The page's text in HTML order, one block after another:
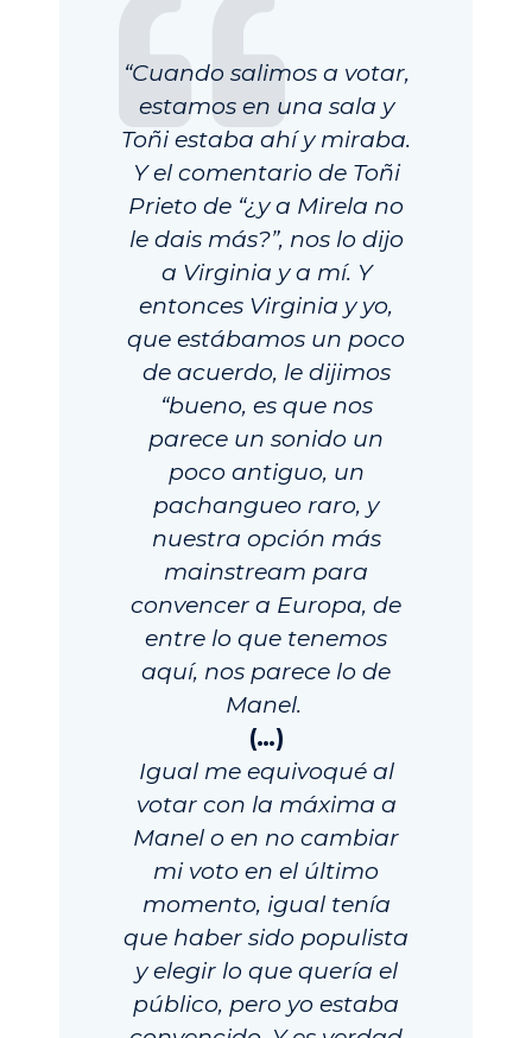
“Cuando salimos a votar,
estamos en una sala y
Toñi estaba ahí y miraba.
Y el comentario de Toñi
Prieto de “¿y a Mirela no
le dais más?”, nos lo dijo
a Virginia y a mí. Y
entonces Virginia y yo,
que estábamos un poco
de acuerdo, le dijimos
“bueno, es que nos
parece un sonido un
poco antiguo, un
pachangueo raro, y
nuestra opción más
mainstream para
convencer a Europa, de
entre lo que tenemos
aquí, nos parece lo de
Manel.
(…)
Igual me equivoqué al
votar con la máxima a
Manel o en no cambiar
mi voto en el último
momento, igual tenía
que haber sido populista
y elegir lo que quería el
público, pero yo estaba